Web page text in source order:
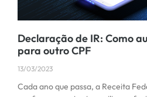
Declaração de IR: Como
para outro CPF
13/03/2023
Cada ano que passa, a Receita